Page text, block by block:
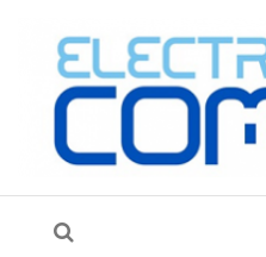
COMPEL